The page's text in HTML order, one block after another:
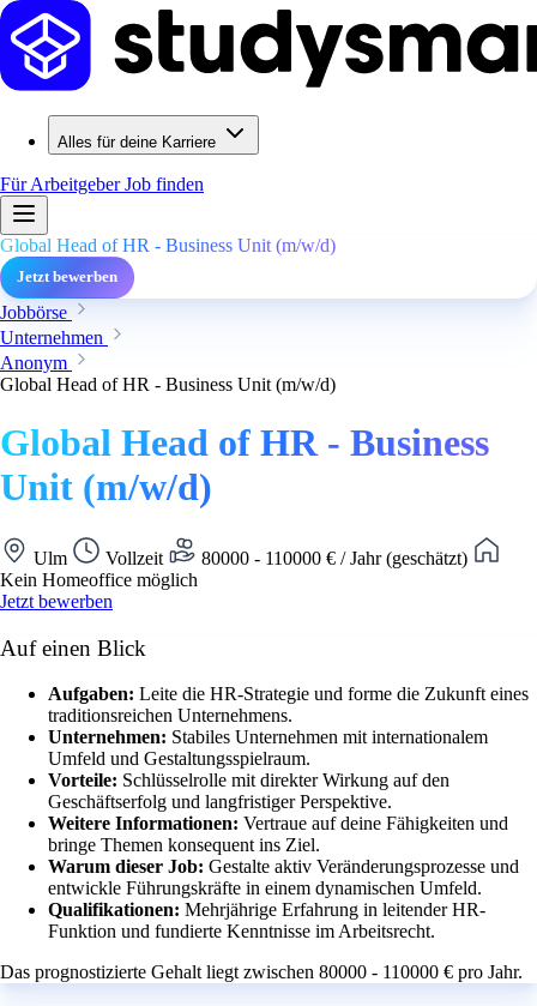
Alles für deine Karriere
Für ArbeitgeberJob finden
Global Head of HR - Business Unit (m/w/d)
Jetzt bewerben
Jobbörse
Unternehmen
Anonym
Global Head of HR - Business Unit (m/w/d)
Global Head of HR - Business
Unit (m/w/d)
Ulm Vollzeit
80000 - 110000 € / Jahr (geschätzt)
Kein Homeoffice möglich
Jetzt bewerben
Auf einen Blick
Aufgaben: Leite die HR-Strategie und forme die Zukunft eines
traditionsreichen Unternehmens.
Unternehmen: Stabiles Unternehmen mit internationalem
Umfeld und Gestaltungsspielraum.
Vorteile: Schlüsselrolle mit direkter Wirkung auf den
Geschäftserfolg und langfristiger Perspektive.
Weitere Informationen: Vertraue auf deine Fähigkeiten und
bringe Themen konsequent ins Ziel.
Warum dieser Job: Gestalte aktiv Veränderungsprozesse und
entwickle Führungskräfte in einem dynamischen Umfeld.
Qualifikationen: Mehrjährige Erfahrung in leitender HR-
Funktion und fundierte Kenntnisse im Arbeitsrecht.
Das prognostizierte Gehalt liegt zwischen 80000 - 110000 € pro Jahr.